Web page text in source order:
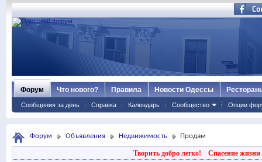
Форум
Сообщения за день Справка Календарь Сообщество Опции
Что нового? Правила Новости Одессы
Форум Объявления Недвижимость Продам
Творить добро легко! Спасение жизни